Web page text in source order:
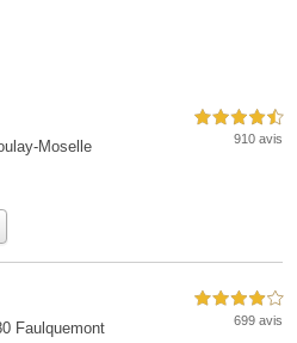
Moselle
4,5 étoiles sur 5
910 avis
Faulquemont
4,0 étoiles sur 5
699 avis